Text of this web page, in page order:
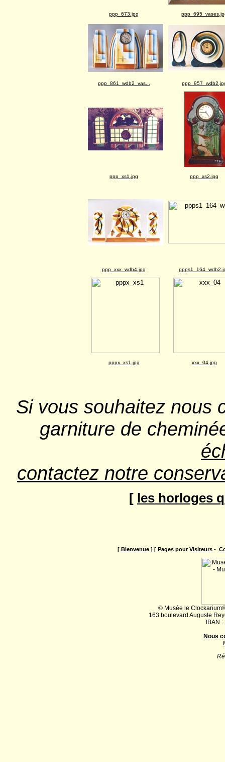
ppp_673.jpg
ppp_861_wdb2_vas...
ppp_xs1.jpg ppp_xs2.jpg
ppp_xxx_wdb4.jpg
pppx_xs1.jpg xxx_04.jpg
Si vous souhaitez nous
garniture de
contactez notre
[ les horloges
[ Bienvenue ] [ Pages pourVisiteurs -
© Musée le
163 boulevard Auguste
IBAN
Nous